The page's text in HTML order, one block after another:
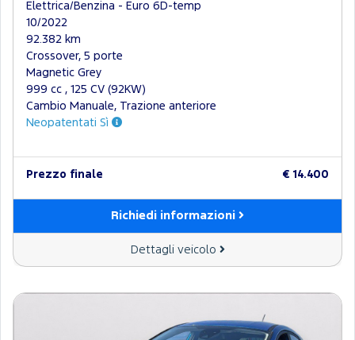
Elettrica/Benzina - Euro 6D-temp
10/2022
92.382 km
Crossover, 5 porte
Magnetic Grey
999 cc , 125 CV (92KW)
Cambio Manuale, Trazione anteriore
Neopatentati Sì
Prezzo finale € 14.400
Richiedi informazioni
Dettagli veicolo